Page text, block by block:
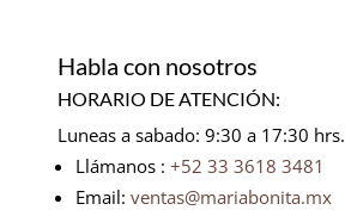
Habla con nosotros
HORARIO DE ATENCIÓN:
Luneas a sabado: 9:30 a 17:30 hrs.
Llámanos : +52 33 3618 3481
Email: ventas@mariabonita.mx